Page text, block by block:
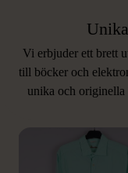
Vi erbjuder ett brett
till böcker och
unika och
Hitta